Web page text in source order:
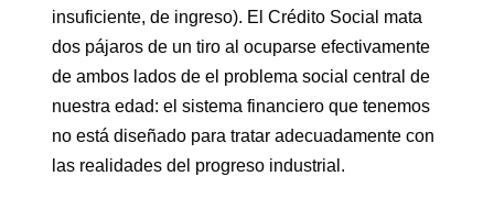
insuficiente, de ingreso). El Crédito Social mata
dos pájaros de un tiro al ocuparse efectivamente
de ambos lados de el problema social central de
nuestra edad: el sistema financiero que tenemos
no está diseñado para tratar adecuadamente con
las realidades del progreso industrial.